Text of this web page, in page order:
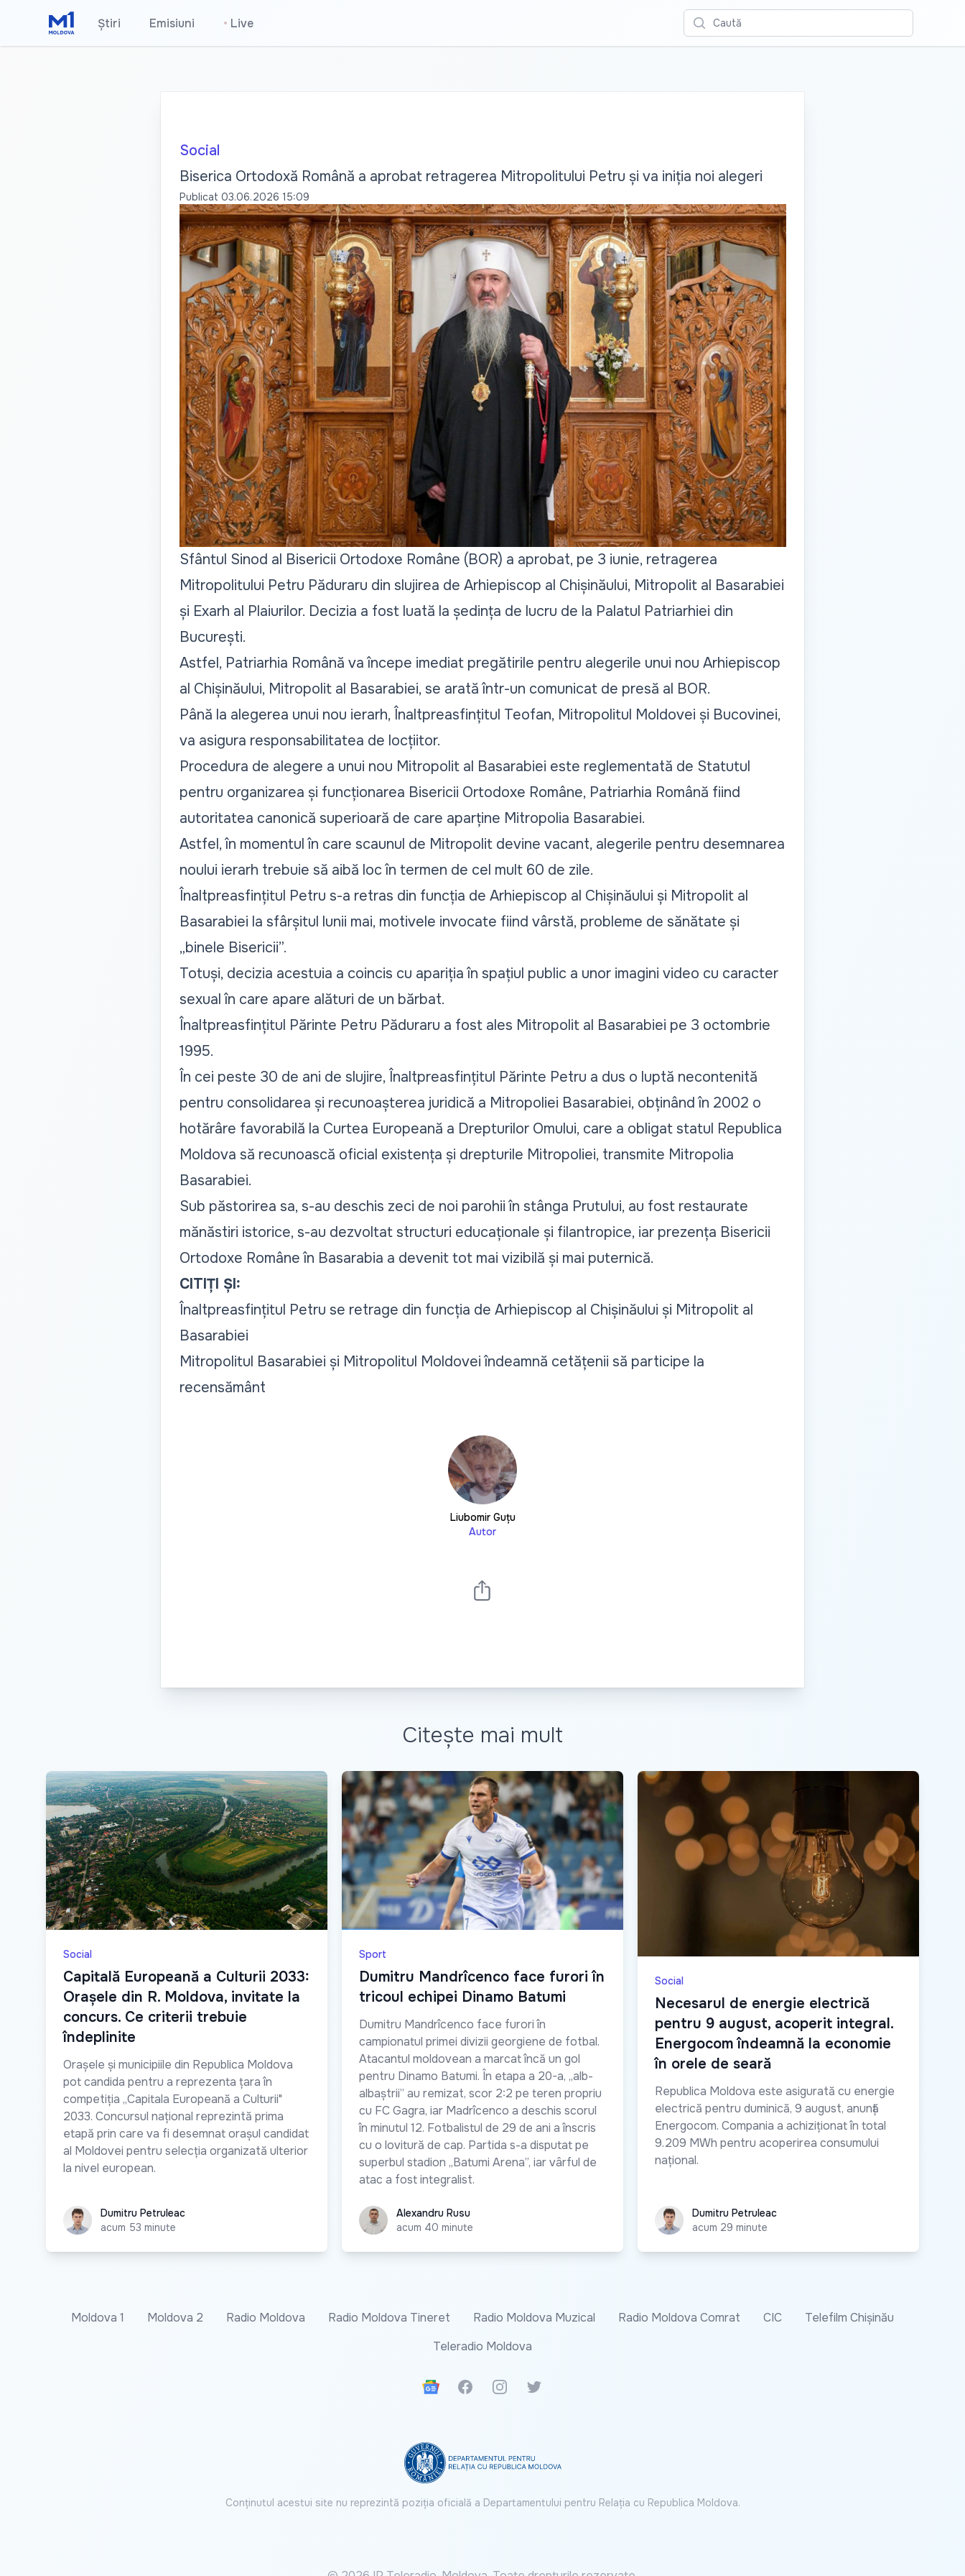
Știri Emisiuni • Live Caută
Social
Biserica Ortodoxă Română a aprobat retragerea Mitropolitului Petru și va iniția noi alegeri
Publicat 03.06.2026 15:09
Sfântul Sinod al Bisericii Ortodoxe Române (BOR) a aprobat, pe 3 iunie, retragerea
Mitropolitului Petru Păduraru din slujirea de Arhiepiscop al Chișinăului, Mitropolit al Basarabiei
și Exarh al Plaiurilor. Decizia a fost luată la ședința de lucru de la Palatul Patriarhiei din
București.
Astfel, Patriarhia Română va începe imediat pregătirile pentru alegerile unui nou Arhiepiscop
al Chișinăului, Mitropolit al Basarabiei, se arată într-un comunicat de presă al BOR.
Până la alegerea unui nou ierarh, Înaltpreasfințitul Teofan, Mitropolitul Moldovei și Bucovinei,
va asigura responsabilitatea de locțiitor.
Procedura de alegere a unui nou Mitropolit al Basarabiei este reglementată de Statutul
pentru organizarea și funcționarea Bisericii Ortodoxe Române, Patriarhia Română fiind
autoritatea canonică superioară de care aparține Mitropolia Basarabiei.
Astfel, în momentul în care scaunul de Mitropolit devine vacant, alegerile pentru desemnarea
noului ierarh trebuie să aibă loc în termen de cel mult 60 de zile.
Înaltpreasfințitul Petru s-a retras din funcția de Arhiepiscop al Chișinăului și Mitropolit al
Basarabiei la sfârșitul lunii mai, motivele invocate fiind vârstă, probleme de sănătate și
„binele Bisericii”.
Totuși, decizia acestuia a coincis cu apariția în spațiul public a unor imagini video cu caracter
sexual în care apare alături de un bărbat.
Înaltpreasfințitul Părinte Petru Păduraru a fost ales Mitropolit al Basarabiei pe 3 octombrie
1995.
În cei peste 30 de ani de slujire, Înaltpreasfințitul Părinte Petru a dus o luptă necontenită
pentru consolidarea și recunoașterea juridică a Mitropoliei Basarabiei, obținând în 2002 o
hotărâre favorabilă la Curtea Europeană a Drepturilor Omului, care a obligat statul Republica
Moldova să recunoască oficial existența și drepturile Mitropoliei, transmite Mitropolia
Basarabiei.
Sub păstorirea sa, s-au deschis zeci de noi parohii în stânga Prutului, au fost restaurate
mănăstiri istorice, s-au dezvoltat structuri educaționale și filantropice, iar prezența Bisericii
Ortodoxe Române în Basarabia a devenit tot mai vizibilă și mai puternică.
CITIȚI ȘI:
Înaltpreasfințitul Petru se retrage din funcția de Arhiepiscop al Chișinăului și Mitropolit al
Basarabiei
Mitropolitul Basarabiei și Mitropolitul Moldovei îndeamnă cetățenii să participe la
recensământ
Liubomir Guțu
Autor
Citește mai mult
Social
Capitală Europeană a Culturii 2033:
Orașele din R. Moldova, invitate la
concurs. Ce criterii trebuie
îndeplinite
Orașele și municipiile din Republica Moldova
pot candida pentru a reprezenta țara în
competiția „Capitala Europeană a Culturii"
2033. Concursul național reprezintă prima
etapă prin care va fi desemnat orașul candidat
al Moldovei pentru selecția organizată ulterior
la nivel european.
Dumitru Petruleac
Dumitru Petruleac
acum 53 minute
Sport
Dumitru Mandrîcenco face furori în
tricoul echipei Dinamo Batumi
Dumitru Mandrîcenco face furori în
campionatul primei divizii georgiene de fotbal.
Atacantul moldovean a marcat încă un gol
pentru Dinamo Batumi. În etapa a 20-a, „alb-
albaștrii” au remizat, scor 2:2 pe teren propriu
cu FC Gagra, iar Madrîcenco a deschis scorul
în minutul 12. Fotbalistul de 29 de ani a înscris
cu o lovitură de cap. Partida s-a disputat pe
superbul stadion „Batumi Arena”, iar vârful de
atac a fost integralist.
Alexandru Rusu
Alexandru Rusu
acum 40 minute
Social
Necesarul de energie electrică
pentru 9 august, acoperit integral.
Energocom îndeamnă la economie
în orele de seară
Republica Moldova este asigurată cu energie
electrică pentru duminică, 9 august, anunță
Energocom. Compania a achiziționat în total
9.209 MWh pentru acoperirea consumului
național.
Dumitru Petruleac
Dumitru Petruleac
acum 29 minute
Moldova 1 Moldova 2 Radio Moldova Radio Moldova Tineret Radio Moldova Muzical Radio Moldova Comrat CIC
Telefilm Chișinău
Teleradio Moldova
Google News
FacebookInstagramTwitter
Conținutul acestui site nu reprezintă poziția oficială a Departamentului pentru Relația cu Republica Moldova.